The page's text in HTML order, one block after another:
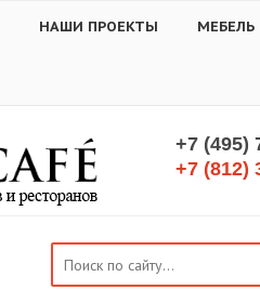
НАШИ ПРОЕКТЫ
+7 (495)
+7 (812)